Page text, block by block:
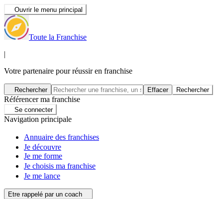
Ouvrir le menu principal
Toute la Franchise
|
Votre partenaire pour réussir en franchise
Rechercher Effacer Rechercher
Référencer ma franchise
Se connecter
Navigation principale
Annuaire des franchises
Je découvre
Je me forme
Je choisis ma franchise
Je me lance
Etre rappelé par un coach